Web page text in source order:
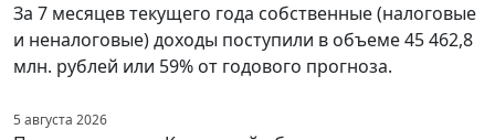
За 7 месяцев текущего года собственные (налоговые
и неналоговые) доходы поступили в объеме 45 462,8
млн. рублей или 59% от годового прогноза.
5 августа 2026